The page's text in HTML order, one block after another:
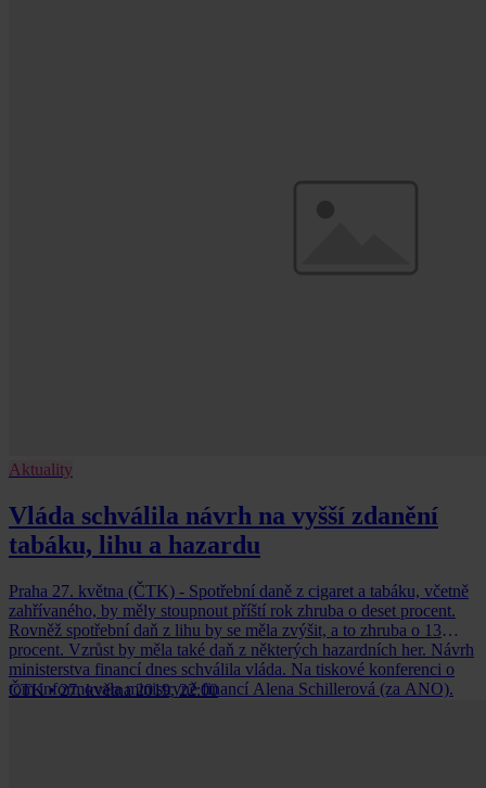
Aktuality
Vláda schválila návrh na vyšší zdanění
tabáku, lihu a hazardu
Praha 27. května (ČTK) - Spotřební daně z cigaret a tabáku, včetně
zahřívaného, by měly stoupnout příští rok zhruba o deset procent.
Rovněž spotřební daň z lihu by se měla zvýšit, a to zhruba o 13
procent. Vzrůst by měla také daň z některých hazardních her. Návrh
ministerstva financí dnes schválila vláda. Na tiskové konferenci o
tom informovala ministryně financí Alena Schillerová (za ANO).
ČTK • 27. května 2019, 22:00